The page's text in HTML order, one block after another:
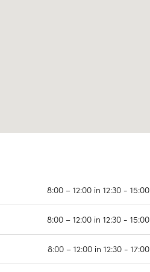
8:00 – 12:00 in 12:30 - 15:00
8:00 – 12:00 in 12:30 - 15:00
8:00 – 12:00 in 12:30 - 17:00